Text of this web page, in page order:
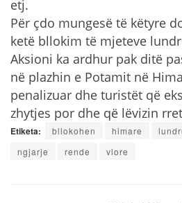
etj.
Për çdo mungesë të këtyre
ketë bllokim të mjeteve
Aksioni ka ardhur pak ditë
në plazhin e Potamit në
penalizuar dhe turistët që
zhytjes por dhe që lëvizin
Etiketa: bllokohen himare
ngjarje
rende vlore